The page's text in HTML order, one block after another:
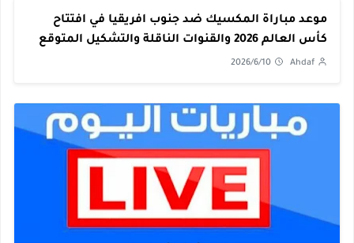
موعد مباراة المكسيك ضد جنوب افريقيا في افتتاح
كأس العالم 2026 والقنوات الناقلة والتشكيل المتوقع
Ahdaf
2026/6/10